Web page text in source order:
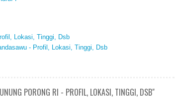
Lokasi, Tinggi, Dsb
- Profil, Lokasi, Tinggi, Dsb
PORONG RI - PROFIL, LOKASI, TINGGI, DSB"